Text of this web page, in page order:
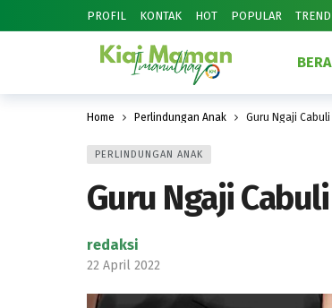
PROFIL KONTAK HOT POPULAR
Home Perlindungan Anak Guru Ngaji
PERLINDUNGAN ANAK
Guru Ngaji
redaksi
22 April 2022